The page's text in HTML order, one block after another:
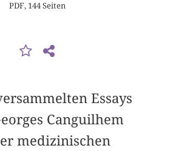
PDF, 144 Seiten
Essays
Canguilhem
medizinischen